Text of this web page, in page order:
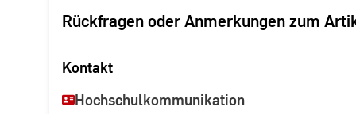
Rückfragen oder Anmerkungen zum
Kontakt
Hochschulkommunikation